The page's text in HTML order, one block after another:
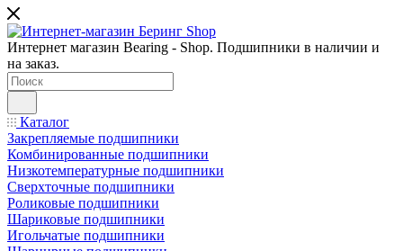
Интернет магазин Bearing - Shop. Подшипники в наличии и
на заказ.
Каталог
Закрепляемые подшипники
Комбинированные подшипники
Низкотемпературные подшипники
Сверхточные подшипники
Роликовые подшипники
Шариковые подшипники
Игольчатые подшипники